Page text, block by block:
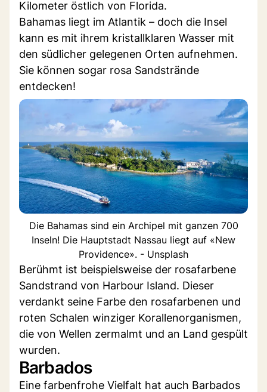
Kilometer östlich von Florida.
Bahamas liegt im Atlantik – doch die Insel
kann es mit ihrem kristallklaren Wasser mit
den südlicher gelegenen Orten aufnehmen.
Sie können sogar rosa Sandstrände
entdecken!
Die Bahamas sind ein Archipel mit ganzen 700
Inseln! Die Hauptstadt Nassau liegt auf «New
Providence». - Unsplash
Berühmt ist beispielsweise der rosafarbene
Sandstrand von Harbour Island. Dieser
verdankt seine Farbe den rosafarbenen und
roten Schalen winziger Korallenorganismen,
die von Wellen zermalmt und an Land gespült
wurden.
Barbados
Eine farbenfrohe Vielfalt hat auch Barbados